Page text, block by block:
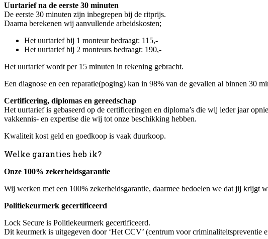
Uurtarief na de eerste 30 minuten
De eerste 30 minuten zijn inbegrepen bij de ritprijs.
Daarna berekenen wij aanvullende arbeidskosten;
Het uurtarief bij 1 monteur bedraagt: 115,-
Het uurtarief bij 2 monteurs bedraagt: 190,-
Het uurtarief wordt per 15 minuten in rekening gebracht.
Een diagnose en een reparatie(poging) kan in 98% van de gevallen al binnen 30
Certificering, diplomas en gereedschap
Het uurtarief is gebaseerd op de certificeringen en diploma’s die wij ieder jaar
vakkennis- en expertise die wij tot onze beschikking hebben.
Kwaliteit kost geld en goedkoop is vaak duurkoop.
Welke garanties heb ik?
Onze 100% zekerheidsgarantie
Wij werken met een 100% zekerheidsgarantie, daarmee bedoelen we dat jij
Politiekeurmerk gecertificeerd
Lock Secure is Politiekeurmerk gecertificeerd.
Dit keurmerk is uitgegeven door ‘Het CCV’ (centrum voor criminaliteitspreventie